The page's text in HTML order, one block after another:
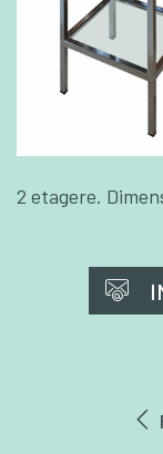
2 etagere.